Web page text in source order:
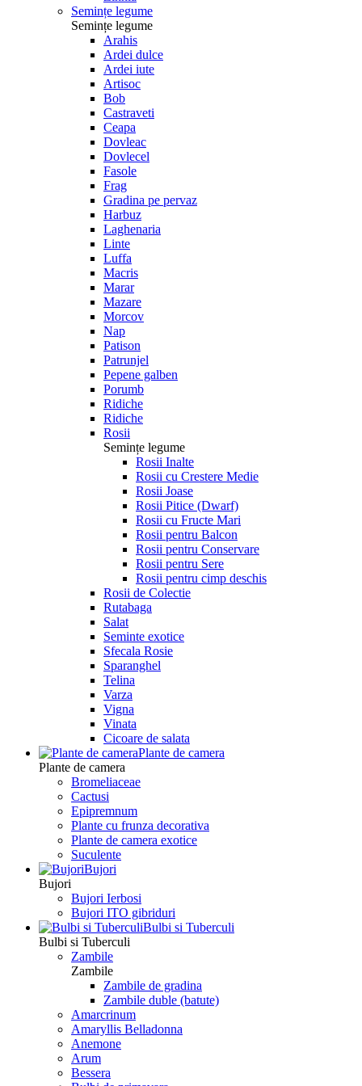
Semințe legume
Semințe legume
Arahis
Ardei dulce
Ardei iute
Artisoc
Bob
Castraveti
Ceapa
Dovleac
Dovlecel
Fasole
Frag
Gradina pe pervaz
Harbuz
Laghenaria
Linte
Luffa
Macris
Marar
Mazare
Morcov
Nap
Patison
Patrunjel
Pepene galben
Porumb
Ridiche
Ridiche
Rosii
Semințe legume
Rosii Inalte
Rosii cu Crestere Medie
Rosii Joase
Rosii Pitice (Dwarf)
Rosii cu Fructe Mari
Rosii pentru Balcon
Rosii pentru Conservare
Rosii pentru Sere
Rosii pentru cimp deschis
Rosii de Colectie
Rutabaga
Salat
Seminte exotice
Sfecala Rosie
Sparanghel
Telina
Varza
Vigna
Vinata
Сicoare de salata
Plante de camera
Plante de camera
Bromeliaceae
Cactusi
Epipremnum
Plante cu frunza decorativa
Plante de camera exotice
Suculente
Bujori
Bujori
Bujori Ierbosi
Bujori ITO gibriduri
Bulbi si Tuberculi
Bulbi si Tuberculi
Zambile
Zambile
Zambile de gradina
Zambile duble (batute)
Amarcrinum
Amaryllis Belladonna
Anemone
Arum
Bessera